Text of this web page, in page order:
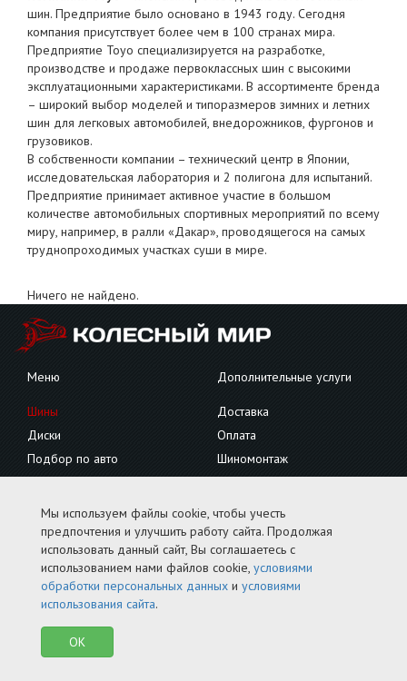
шин. Предприятие было основано в 1943 году. Сегодня
компания присутствует более чем в 100 странах мира.
Предприятие Toyo специализируется на разработке,
производстве и продаже первоклассных шин с высокими
эксплуатационными характеристиками. В ассортименте бренда
– широкий выбор моделей и типоразмеров зимних и летних
шин для легковых автомобилей, внедорожников, фургонов и
грузовиков.
В собственности компании – технический центр в Японии,
исследовательская лаборатория и 2 полигона для испытаний.
Предприятие принимает активное участие в большом
количестве автомобильных спортивных мероприятий по всему
миру, например, в ралли «Дакар», проводящегося на самых
труднопроходимых участках суши в мире.
Ничего не найдено.
Меню
Шины
Диски
Подбор по авто
Грузовые
Дополнительные услуги
Доставка
Оплата
Шиномонтаж
Сезонное хранение
Контакты
Тел.+7 (4912) 51-27-70 / 27-27-70
Рязань, ул. 3-и Бутырки, д. 1
Условия обработки персональных данных
© 2006–2026 ООО "КОЛЕСНЫЙ МИР". СОЗДАНО В
Мы используем файлы cookie, чтобы учесть
предпочтения и улучшить работу сайта. Продолжая
использовать данный сайт, Вы соглашаетесь с
использованием нами файлов cookie, условиями
обработки персональных данных и условиями
использования сайта.
OK